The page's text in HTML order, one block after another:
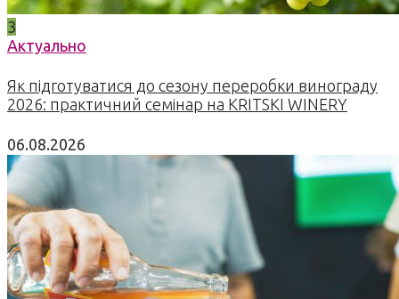
3
Актуально
Як підготуватися до сезону переробки винограду
2026: практичний семінар на KRITSKI WINERY
06.08.2026